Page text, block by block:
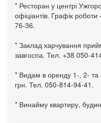
* Ресторан у центрі
офіціантів. Графік
76-36.
* Заклад харчування
завгоспа. Тел. +38 050-
* Видам в оренду 1-, 2- та
грн. Тел. 050-814-94-41.
* Винайму квартиру,